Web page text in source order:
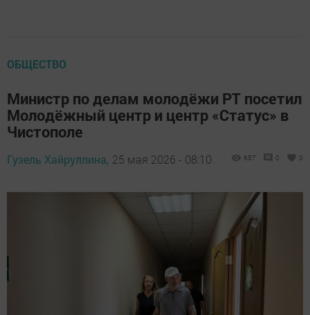
ОБЩЕСТВО
Министр по делам молодёжи РТ посетил
Молодёжный центр и центр «Статус» в
Чистополе
Гузель Хайруллина, 25 мая 2026 - 08:10 657 0 0